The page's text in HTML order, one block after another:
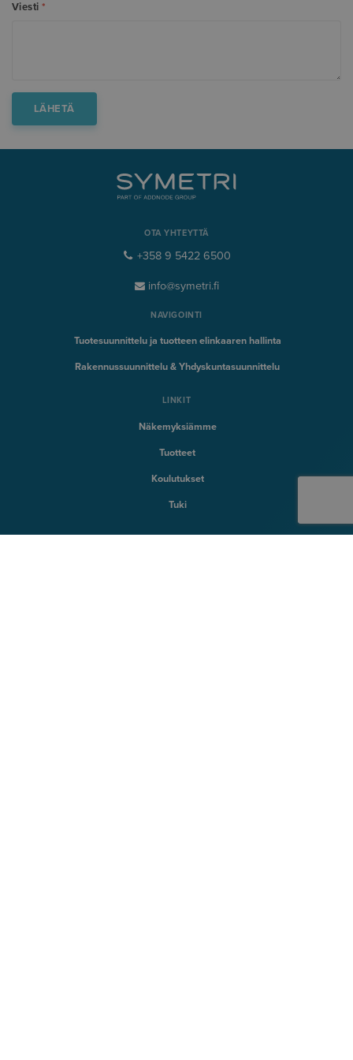
Viesti *
OTA YHTEYTTÄ
+358 9 5422 6500
info@symetri.fi
NAVIGOINTI
Tuotesuunnittelu ja tuotteen elinkaaren hallinta
Rakennussuunnittelu & Yhdyskuntasuunnittelu
LINKIT
Näkemyksiämme
Tuotteet
Koulutukset
Tuki